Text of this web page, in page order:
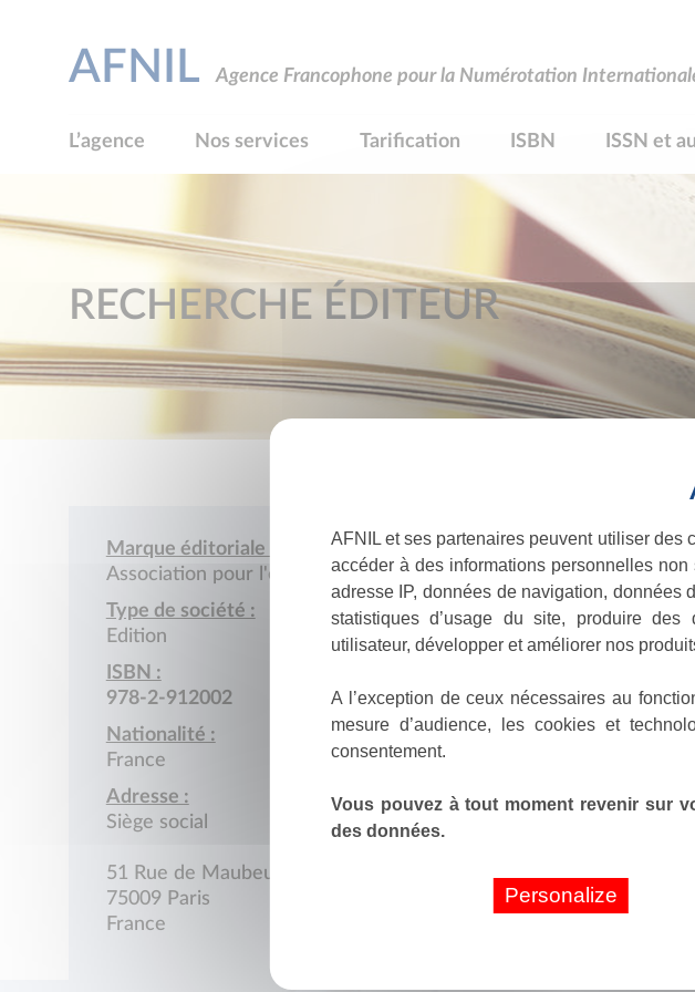
AFNIL Agence Francophone pour la Numérotation
L’agence Nos services Tarification ISBN ISSN et
RECHERCHE ÉDITEUR
Marque éditoriale :
Association pour l'édition et la diffusion de Transeuropéennes
Type de société :
Edition
ISBN :
978-2-912002
Nationalité :
France
Adresse :
Siège social
51 Rue de Maubeuge
75009 Paris
France
AFNIL et ses partenaires peuvent utiliser des
accéder à des informations personnelles
adresse IP, données de navigation,
statistiques d’usage du site, produire des
utilisateur, développer et améliorer nos
A l’exception de ceux nécessaires au
mesure d’audience, les cookies et
consentement.
Vous pouvez à tout moment revenir sur
des données.
Personalize